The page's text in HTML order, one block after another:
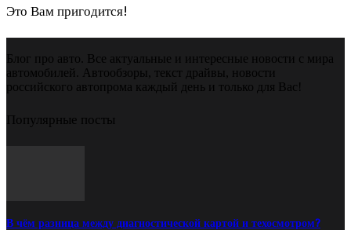
Это Вам пригодится!
Блог про авто. Все актуальные и интересные новости с мира
автомобилей. Автообзоры, текст драйвы, новости
российского автопрома каждый день и только для Вас!
Популярные посты
В чём разница между диагностической картой и техосмотром?